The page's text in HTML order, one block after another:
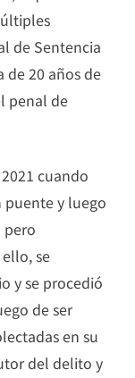
de Sentencia
de 20 años de
penal de
cuando
puente y luego
pero
se
y se procedió
de ser
en su
del delito y